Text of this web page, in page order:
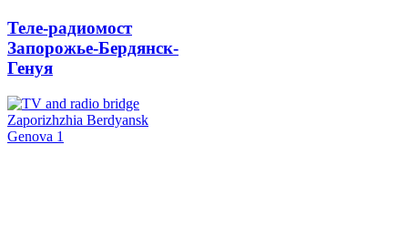
Теле-радиомост
Запорожье-Бердянск-
Генуя